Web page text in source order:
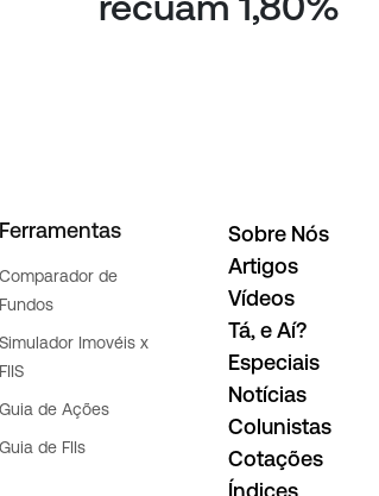
Ferramentas
Comparador de
Fundos
Simulador Imovéis x
FIIS
Guia de Ações
Guia de FIIs
Sobre Nós
Artigos
Vídeos
Tá, e Aí?
Especiais
Notícias
Colunistas
Cotações